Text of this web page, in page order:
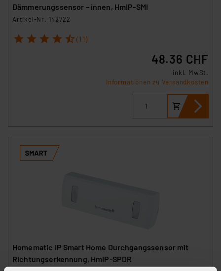
Dämmerungssensor – innen, HmIP-SMI
Artikel-Nr. 142722
1 2 3 4 5 (11)
48.36 CHF
inkl. MwSt.
Informationen zu Versandkosten
Homematic IP Smart Home Durchgangssensor mit
Richtungserkennung, HmIP-SPDR